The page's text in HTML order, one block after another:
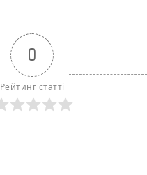
0
Рейтинг статті